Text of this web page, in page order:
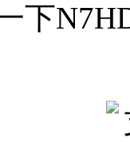
下